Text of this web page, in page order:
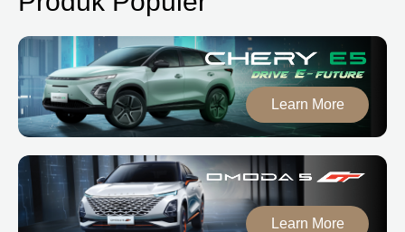
Learn More
Learn More